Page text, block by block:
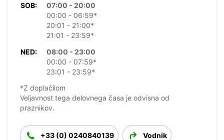
SOB:
07:00 - 20:00
00:00 - 06:59*
20:01 - 21:00*
21:01 - 23:59*
NED:
08:00 - 23:00
00:00 - 07:59*
23:01 - 23:59*
*Z doplačilom
Veljavnost tega delovnega časa je odvisna od
praznikov.
+33 (0) 0240840139 Vodnik